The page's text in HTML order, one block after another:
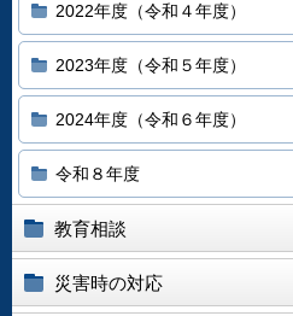
2022年度（令和４年度）
2023年度（令和５年度）
2024年度（令和６年度）
令和８年度
教育相談
災害時の対応